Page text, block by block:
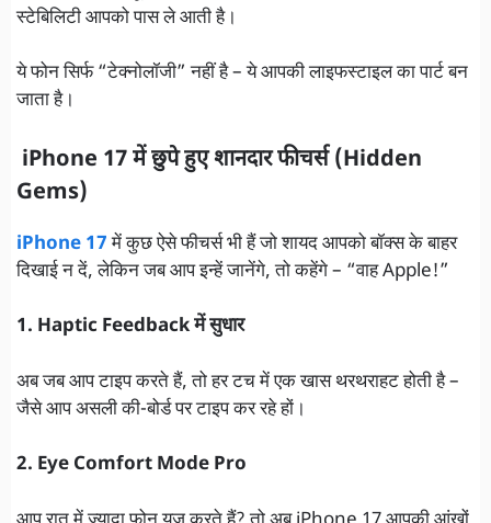
स्टेबिलिटी आपको पास ले आती है।
ये फोन सिर्फ “टेक्नोलॉजी” नहीं है – ये आपकी लाइफस्टाइल का पार्ट बन
जाता है।
iPhone 17 में छुपे हुए शानदार फीचर्स (Hidden
Gems)
iPhone 17में कुछ ऐसे फीचर्स भी हैं जो शायद आपको बॉक्स के बाहर
दिखाई न दें, लेकिन जब आप इन्हें जानेंगे, तो कहेंगे – “वाह Apple!”
1. Haptic Feedback में सुधार
अब जब आप टाइप करते हैं, तो हर टच में एक खास थरथराहट होती है –
जैसे आप असली की-बोर्ड पर टाइप कर रहे हों।
2. Eye Comfort Mode Pro